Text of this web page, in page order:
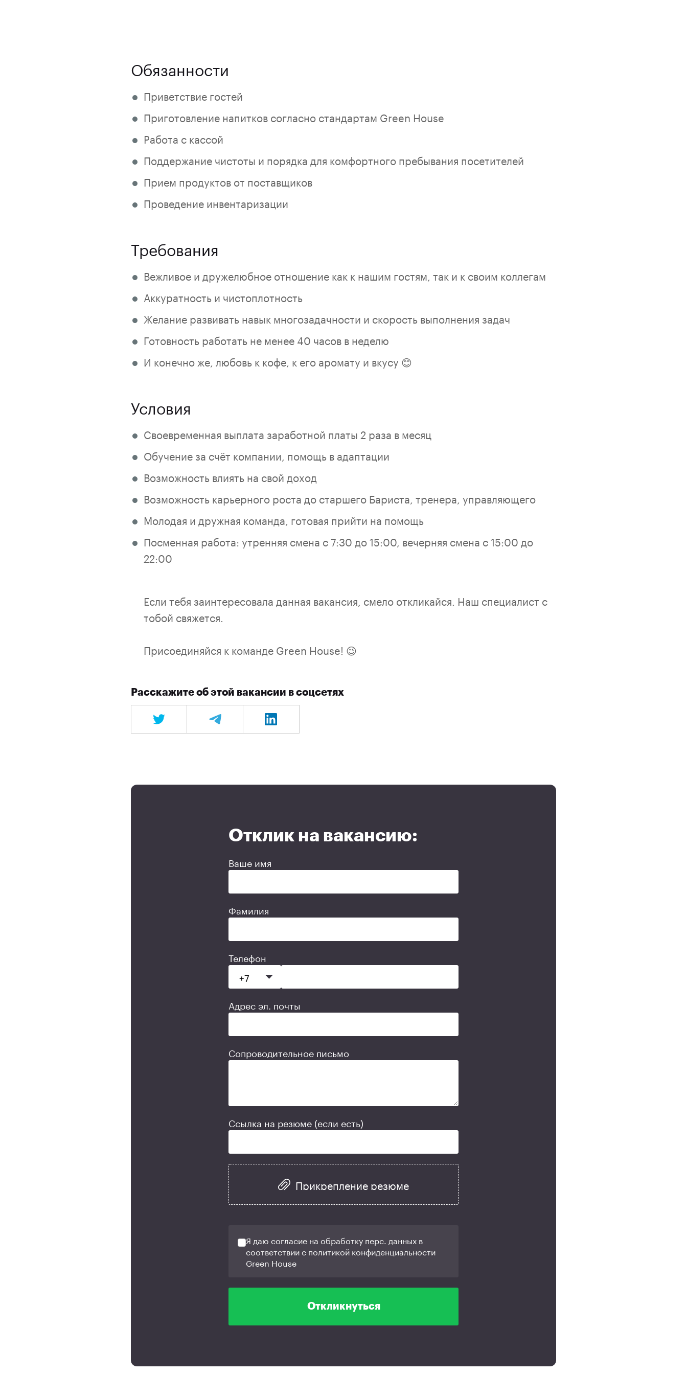
Обязанности
Приветствие гостей
Приготовление напитков согласно стандартам Green House
Работа с кассой
Поддержание чистоты и порядка для комфортного пребывания посетителей
Прием продуктов от поставщиков
Проведение инвентаризации
Требования
Вежливое и дружелюбное отношение как к нашим гостям, так и к своим коллегам
Аккуратность и чистоплотность
Желание развивать навык многозадачности и скорость выполнения задач
Готовность работать не менее 40 часов в неделю
И конечно же, любовь к кофе, к его аромату и вкусу 😊
Условия
Своевременная выплата заработной платы 2 раза в месяц
Обучение за счёт компании, помощь в адаптации
Возможность влиять на свой доход
Возможность карьерного роста до старшего Бариста, тренера, управляющего
Молодая и дружная команда, готовая прийти на помощь
Посменная работа: утренняя смена с 7:30 до 15:00, вечерняя смена с 15:00 до
22:00
Если тебя заинтересовала данная вакансия, смело откликайся. Наш специалист с
тобой свяжется.
Присоединяйся к команде Green House! 😉
Расскажите об этой вакансии в соцсетях
Отклик на вакансию:
Ваше имя
Фамилия
Телефон
Адрес эл. почты
Сопроводительное письмо
Ссылка на резюме (если есть)
Прикрепление резюме
Я даю согласие на обработку перс. данных в
соответствии с политикой конфиденциальности
Green House
Откликнуться